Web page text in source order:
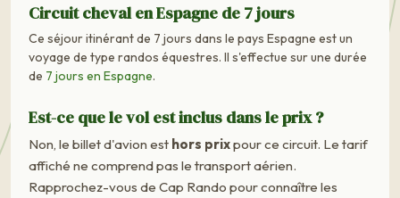
Circuit cheval en Espagne de 7 jours
Ce séjour itinérant de 7 jours dans le pays Espagne est un
voyage de type randos équestres. Il s'effectue sur une durée
de 7 jours en Espagne.
Est-ce que le vol est inclus dans le prix ?
Non, le billet d'avion est hors prixpour ce circuit. Le tarif
affiché ne comprend pas le transport aérien.
Rapprochez-vous de Cap Rando pour connaître les